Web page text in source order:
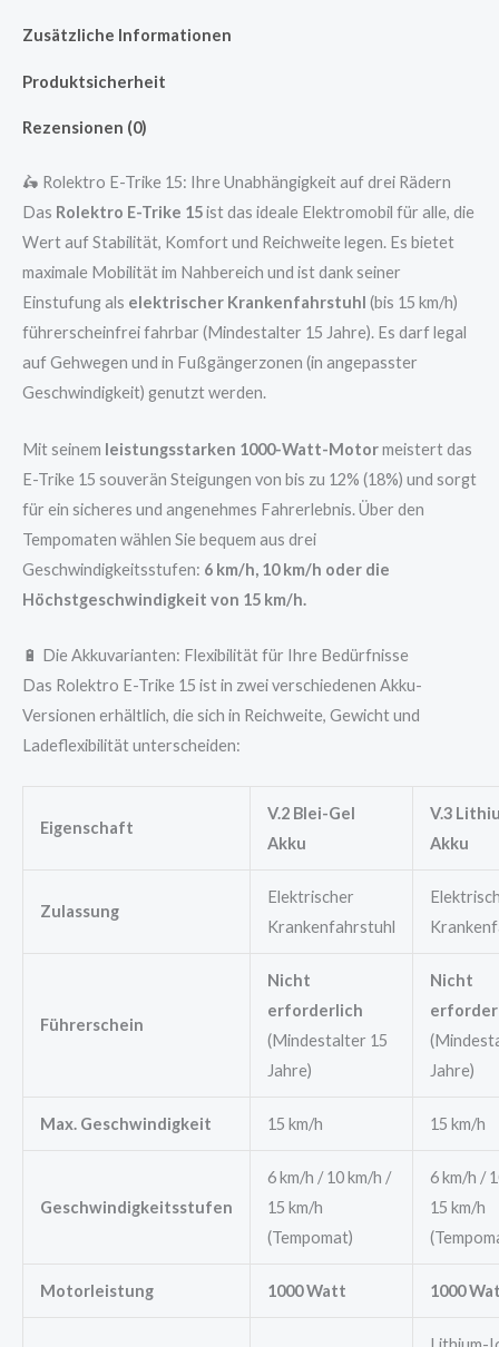
Zusätzliche Informationen
Produktsicherheit
Rezensionen (0)
🛵 Rolektro E-Trike 15: Ihre Unabhängigkeit auf drei Rädern
Das Rolektro E-Trike 15ist das ideale Elektromobil für alle, die
Wert auf Stabilität, Komfort und Reichweite legen. Es bietet
maximale Mobilität im Nahbereich und ist dank seiner
Einstufung als elektrischer Krankenfahrstuhl (bis 15 km/h)
führerscheinfrei fahrbar (Mindestalter 15 Jahre). Es darf legal
auf Gehwegen und in Fußgängerzonen (in angepasster
Geschwindigkeit) genutzt werden.
Mit seinem leistungsstarken 1000-Watt-Motormeistert das
E-Trike 15 souverän Steigungen von bis zu 12% (18%) und sorgt
für ein sicheres und angenehmes Fahrerlebnis. Über den
Tempomaten wählen Sie bequem aus drei
Geschwindigkeitsstufen: 6 km/h, 10 km/h oder die
Höchstgeschwindigkeit von 15 km/h.
🔋 Die Akkuvarianten: Flexibilität für Ihre Bedürfnisse
Das Rolektro E-Trike 15 ist in zwei verschiedenen Akku-
Versionen erhältlich, die sich in Reichweite, Gewicht und
Ladeflexibilität unterscheiden:
Eigenschaft
V.2 Blei-Gel
Akku
V.3
Akku
Zulassung
Elektrischer
Krankenfahrstuhl
Führerschein
Nicht
erforderlich
(Mindestalter 15
Jahre)
Nicht
Jahre)
Max. Geschwindigkeit 15 km/h 15 km/h
Geschwindigkeitsstufen
6 km/h / 10 km/h /
15 km/h
(Tempomat)
6 km/h /
15 km/h
Motorleistung 1000 Watt 1000